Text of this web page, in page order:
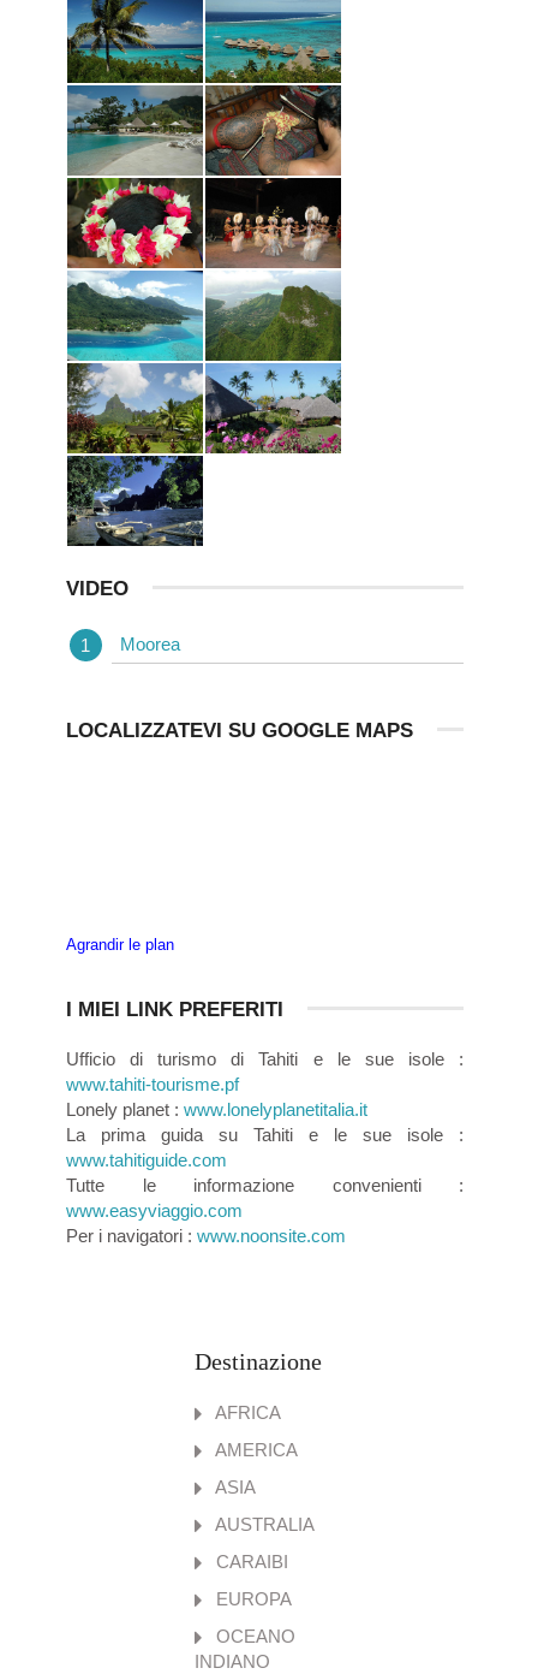
VIDEO
Moorea
LOCALIZZATEVI SU GOOGLE MAPS
Agrandir le plan
I MIEI LINK PREFERITI
Ufficio di turismo di Tahiti e le sue isole :
www.tahiti-tourisme.pf
Lonely planet : www.lonelyplanetitalia.it
La prima guida su Tahiti e le sue isole :
www.tahitiguide.com
Tutte le informazione convenienti :
www.easyviaggio.com
Per i navigatori : www.noonsite.com
Destinazione
AFRICA
AMERICA
ASIA
AUSTRALIA
CARAIBI
EUROPA
OCEANO
INDIANO